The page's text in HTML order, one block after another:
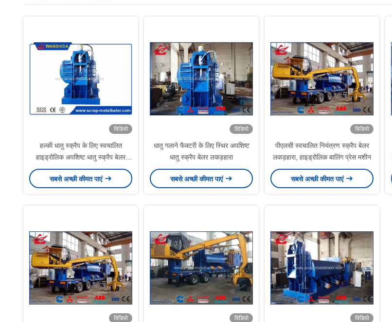
विडियो
हल्की धातु स्क्रैप के लिए स्वचालित
हाइड्रोलिक अपशिष्ट धातु स्क्रैप बेलर
लकड़हारा
सबसे अच्छी कीमत पाएं
विडियो
धातु गलाने फैक्टरी के लिए स्थिर अपशिष्ट
धातु स्क्रैप बेलर लकड़हारा
सबसे अच्छी कीमत पाएं
विडियो
पीएलसी स्वचालित नियंत्रण स्क्रैप बेलर
लकड़हारा, हाइड्रोलिक बालिंग प्रेस मशीन
सबसे अच्छी कीमत पाएं
विडियो विडियो विडियो